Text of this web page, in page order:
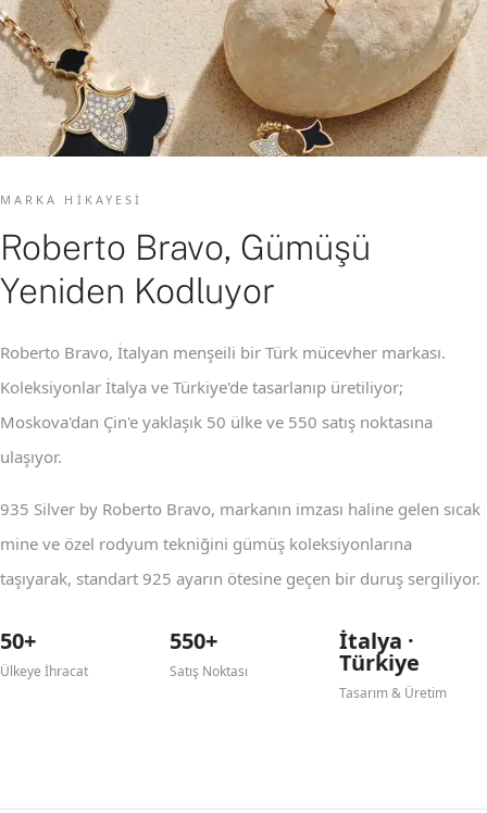
MARKA HIKAYESI
Roberto Bravo, Gümüşü
Yeniden Kodluyor
Roberto Bravo, İtalyan menşeili bir Türk mücevher markası.
Koleksiyonlar İtalya ve Türkiye'de tasarlanıp üretiliyor;
Moskova'dan Çin'e yaklaşık 50 ülke ve 550 satış noktasına
ulaşıyor.
935 Silver by Roberto Bravo, markanın imzası haline gelen sıcak
mine ve özel rodyum tekniğini gümüş koleksiyonlarına
taşıyarak, standart 925 ayarın ötesine geçen bir duruş sergiliyor.
50+
Ülkeye İhracat
550+
Satış Noktası
İtalya ·
Türkiye
Tasarım & Üretim